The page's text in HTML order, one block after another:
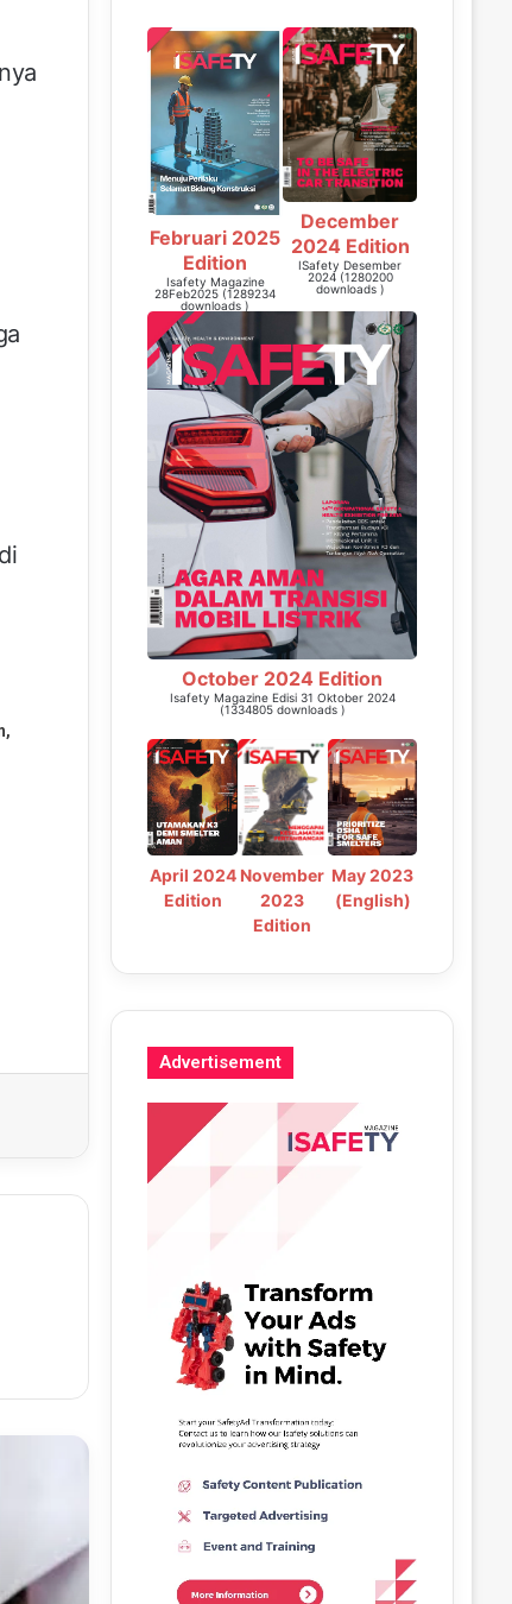
Februari 2025
Edition
Isafety Magazine
28Feb2025 (1289234
downloads )
December
2024 Edition
ISafety Desember
2024 (1280200
downloads )
October 2024 Edition
Isafety Magazine Edisi 31 Oktober 2024
(1334805 downloads )
April 2024
Edition
November
2023
Edition
May 2023
(English)
Advertisement